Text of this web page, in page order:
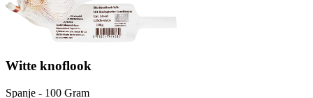
Witte knoflook
Spanje - 100 Gram